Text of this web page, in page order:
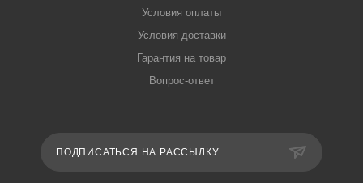
Условия оплаты
Условия доставки
Гарантия на товар
Вопрос-ответ
ПОДПИСАТЬСЯ НА РАССЫЛКУ